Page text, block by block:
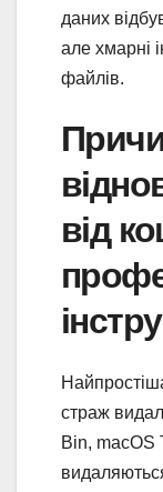
даних
але хмарні
файлів.
від
страж
Bin, macOS